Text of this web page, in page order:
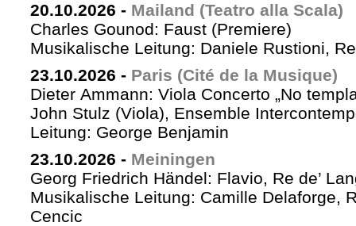
20.10.2026 - Mailand (Teatro alla Scala)
Charles Gounod: Faust (Premiere)
Musikalische Leitung: Daniele Rustioni,
23.10.2026 - Paris (Cité de la Musique)
Dieter Ammann: Viola Concerto „No
John Stulz (Viola), Ensemble
Leitung: George Benjamin
23.10.2026 - Meiningen
Georg Friedrich Händel: Flavio, Re de’
Musikalische Leitung: Camille Delaforge,
Cencic